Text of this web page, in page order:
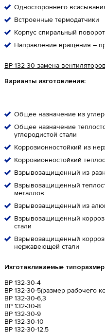
Одностороннего
Встроенные термодатчики
Корпус спиральный
Направление вращения –
ВР 132-30 замена
Варианты изготовления:
Общее назначение из
Общее назначение
углеродистой стали
Коррозионностойкий из
Коррозионностойкий
Взрывозащищенный из
Взрывозащищенный
металлов
Взрывозащищенный из
Взрывозащищенный
стали
Взрывозащищенный
нержавеющей стали
Изготавливаемые
ВР 132-30-4
ВР 132-30-5(размер рабочего
ВР 132-30-6,3
ВР 132-30-8
ВР 132-30-9
ВР 132-30-10
ВР 132-30-12,5